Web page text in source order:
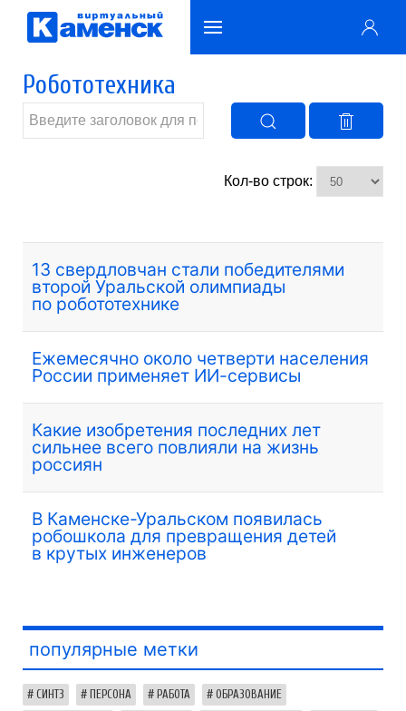
Робототехника
Кол-во строк:
13 свердловчан стали победителями
второй Уральской олимпиады
по робототехнике
Ежемесячно около четверти населения
России применяет ИИ-сервисы
Какие изобретения последних лет
сильнее всего повлияли на жизнь
россиян
В Каменске-Уральском появилась
робошкола для превращения детей
в крутых инженеров
популярные метки
СИНТЗ ПЕРСОНА РАБОТА ОБРАЗОВАНИЕ